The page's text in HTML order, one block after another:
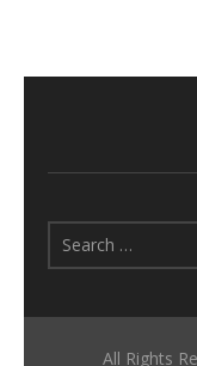
All Rights